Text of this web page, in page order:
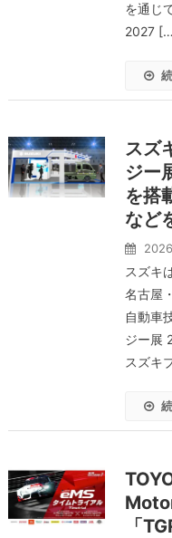
を通じ
2027
スズ
ジー
を搭
など
スズキ
名古屋
自動車
ジー展
スズキ
「